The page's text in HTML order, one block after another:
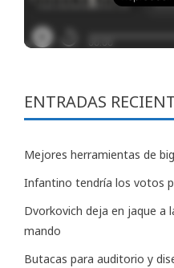
ENTRADAS
Mejores herramientas de
Infantino tendría los votos
Dvorkovich deja en jaque a
mando
Butacas para auditorio y